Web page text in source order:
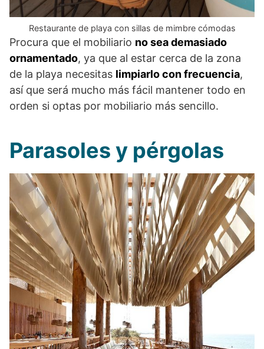
Restaurante de playa con sillas de mimbre cómodas
Procura que el mobiliario no sea demasiado
ornamentado, ya que al estar cerca de la zona
de la playa necesitas limpiarlo con frecuencia,
así que será mucho más fácil mantener todo en
orden si optas por mobiliario más sencillo.
Parasoles y pérgolas